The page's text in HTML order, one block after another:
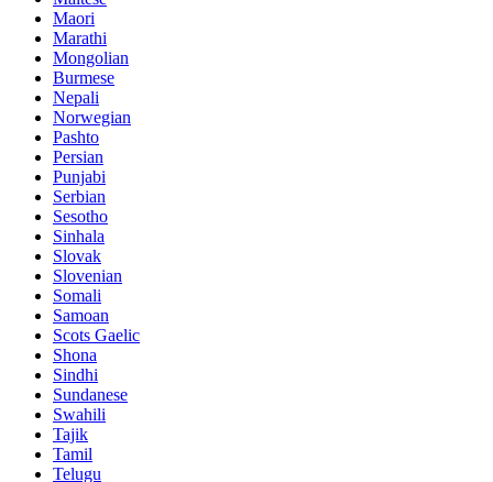
Maori
Marathi
Mongolian
Burmese
Nepali
Norwegian
Pashto
Persian
Punjabi
Serbian
Sesotho
Sinhala
Slovak
Slovenian
Somali
Samoan
Scots Gaelic
Shona
Sindhi
Sundanese
Swahili
Tajik
Tamil
Telugu